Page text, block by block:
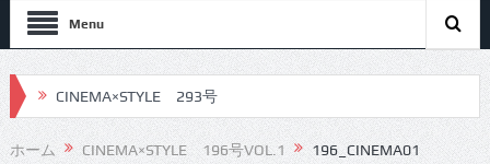
Menu
CINEMA×STYLE 293号
CINEMA×STYLE 292号
ホーム CINEMA×STYLE 196号VOL.1 196_CINEMA01